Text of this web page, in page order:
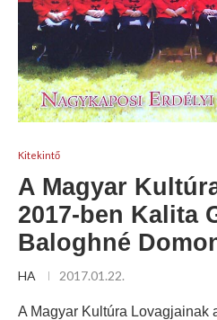
Kitekintő
A Magyar
2017-ben Kalita
Baloghné
HA 2017.01.22.
A Magyar Kultúra Lovagjainak